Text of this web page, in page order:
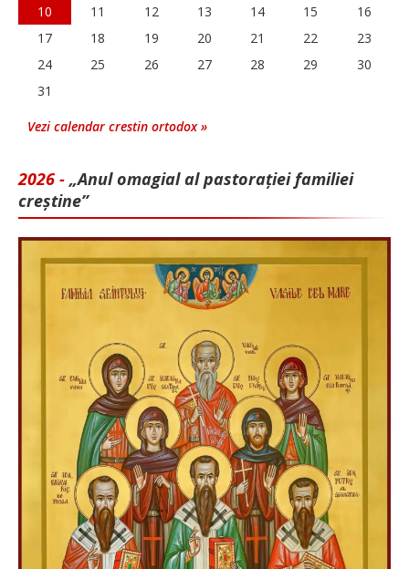
10
11 12 13 14 15
16
17
18 19 20 21 22
23
24
25 26 27 28 29
30
31
Vezi calendar crestin ortodox »
2026 - „Anul omagial al pastorației familiei
creștine”